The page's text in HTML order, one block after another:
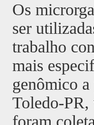
Os
ser
trabalho
mais
genômico
Toledo-PR,
foram